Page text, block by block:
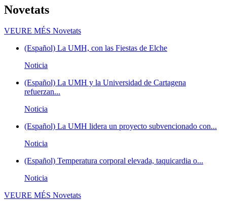
Novetats
VEURE MÉS Novetats
(Español) La UMH, con las Fiestas de Elche
Noticia
(Español) La UMH y la Universidad de Cartagena
refuerzan...
Noticia
(Español) La UMH lidera un proyecto subvencionado con...
Noticia
(Español) Temperatura corporal elevada, taquicardia o...
Noticia
VEURE MÉS Novetats